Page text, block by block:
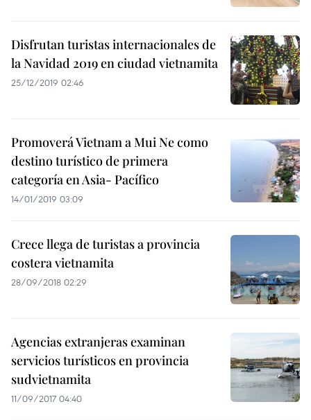
Disfrutan turistas internacionales de
la Navidad 2019 en ciudad vietnamita
25/12/2019 02:46
Promoverá Vietnam a Mui Ne como
destino turístico de primera
categoría en Asia- Pacífico
14/01/2019 03:09
Crece llega de turistas a provincia
costera vietnamita
28/09/2018 02:29
Agencias extranjeras examinan
servicios turísticos en provincia
sudvietnamita
11/09/2017 04:40